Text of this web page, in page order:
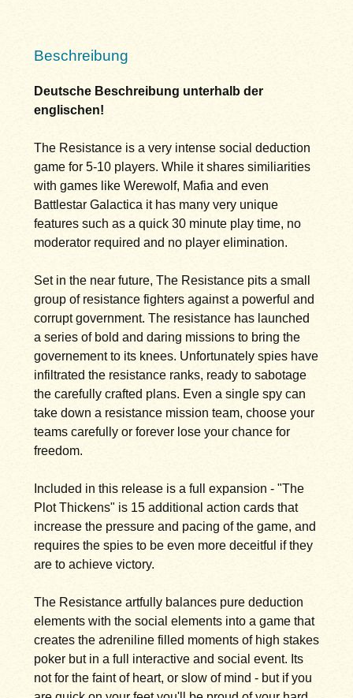
Beschreibung
Deutsche Beschreibung unterhalb der
englischen!
The Resistance is a very intense social deduction
game for 5-10 players. While it shares similiarities
with games like Werewolf, Mafia and even
Battlestar Galactica it has many very unique
features such as a quick 30 minute play time, no
moderator required and no player elimination.
Set in the near future, The Resistance pits a small
group of resistance fighters against a powerful and
corrupt government. The resistance has launched
a series of bold and daring missions to bring the
governement to its knees. Unfortunately spies have
infiltrated the resistance ranks, ready to sabotage
the carefully crafted plans. Even a single spy can
take down a resistance mission team, choose your
teams carefully or forever lose your chance for
freedom.
Included in this release is a full expansion - "The
Plot Thickens" is 15 additional action cards that
increase the pressure and pacing of the game, and
requires the spies to be even more deceitful if they
are to achieve victory.
The Resistance artfully balances pure deduction
elements with the social elements into a game that
creates the adreniline filled moments of high stakes
poker but in a full interactive and social event. Its
not for the faint of heart, or slow of mind - but if you